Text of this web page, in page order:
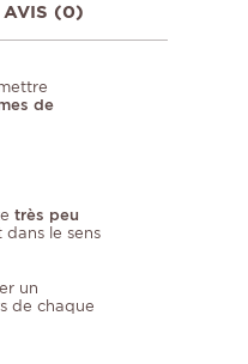
AVIS (0)
de
très peu
le sens
un
de chaque